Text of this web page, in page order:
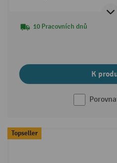
10 Pracovních dnů
K
Topseller